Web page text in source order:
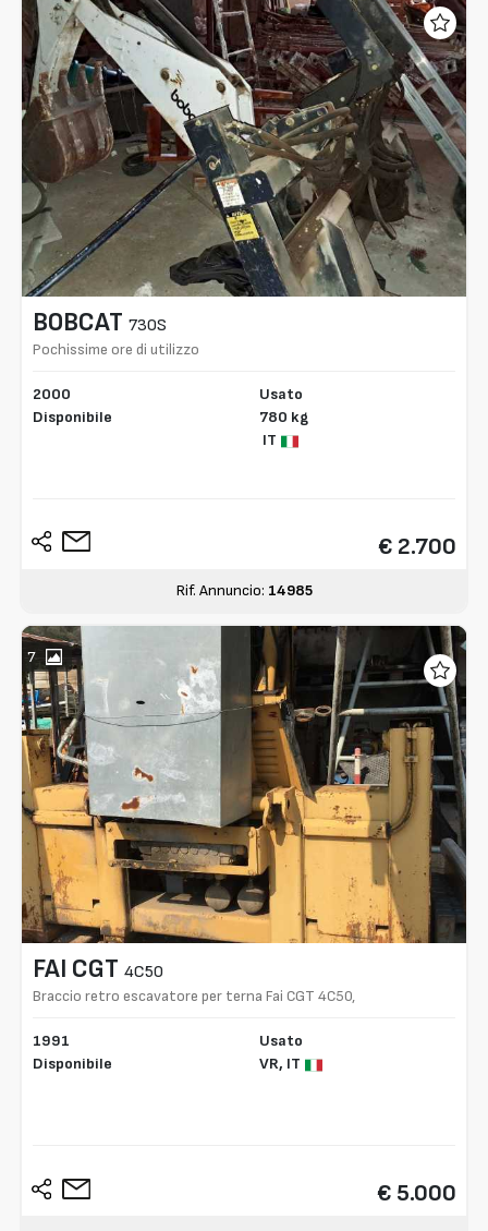
BOBCAT 730S
Pochissime ore di utilizzo
2000
Disponibile
Usato
780 kg
IT
€ 2.700
Rif. Annuncio: 14985
7
FAI CGT 4C50
Braccio retro escavatore per terna Fai CGT 4C50,
1991
Disponibile
Usato
VR, IT
€ 5.000